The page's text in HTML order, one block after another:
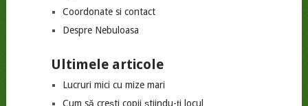
Coordonate si contact
Despre Nebuloasa
Ultimele articole
Lucruri mici cu mize mari
Cum să crești copii știindu-ți locul